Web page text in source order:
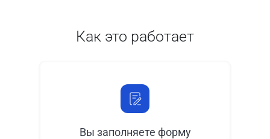
Как это работает
Вы заполняете форму